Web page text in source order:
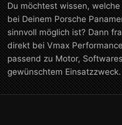
Du möchtest wissen,
bei Deinem Porsche
sinnvoll möglich ist? Dann
direkt bei Vmax
passend zu Motor,
gewünschtem Einsatzzweck.